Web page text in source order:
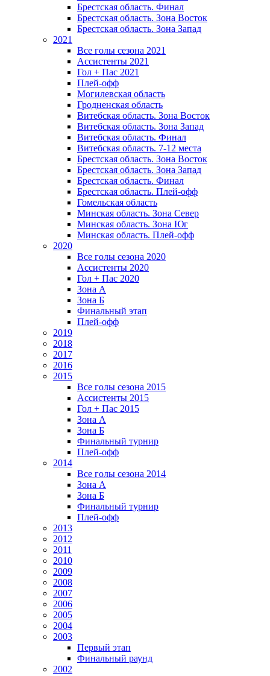
Брестская область. Финал
Брестская область. Зона Восток
Брестская область. Зона Запад
2021
Все голы сезона 2021
Ассистенты 2021
Гол + Пас 2021
Плей-офф
Могилевская область
Гродненская область
Витебская область. Зона Восток
Витебская область. Зона Запад
Витебская область. Финал
Витебская область. 7-12 места
Брестская область. Зона Восток
Брестская область. Зона Запад
Брестская область. Финал
Брестская область. Плей-офф
Гомельская область
Минская область. Зона Север
Минская область. Зона Юг
Минская область. Плей-офф
2020
Все голы сезона 2020
Ассистенты 2020
Гол + Пас 2020
Зона А
Зона Б
Финальный этап
Плей-офф
2019
2018
2017
2016
2015
Все голы сезона 2015
Ассистенты 2015
Гол + Пас 2015
Зона А
Зона Б
Финальный турнир
Плей-офф
2014
Все голы сезона 2014
Зона А
Зона Б
Финальный турнир
Плей-офф
2013
2012
2011
2010
2009
2008
2007
2006
2005
2004
2003
Первый этап
Финальный раунд
2002